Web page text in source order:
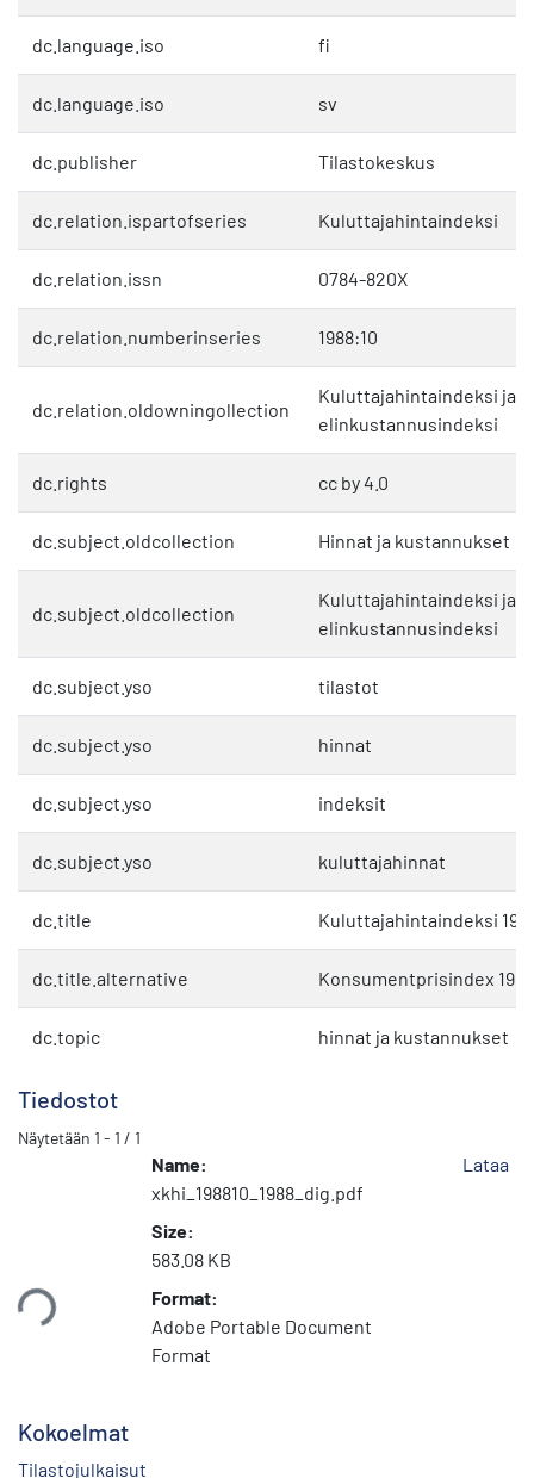
dc.language.iso fi
dc.language.iso sv
dc.publisher Tilastokeskus
dc.relation.ispartofseries Kuluttajahintaindeksi
dc.relation.issn 0784-820X
dc.relation.numberinseries 1988:10
dc.relation.oldowningollection
Kuluttajahintaindeksi ja
elinkustannusindeksi
dc.rights cc by 4.0
dc.subject.oldcollection Hinnat ja kustannukset
dc.subject.oldcollection
Kuluttajahintaindeksi ja
elinkustannusindeksi
dc.subject.yso tilastot
dc.subject.yso hinnat
dc.subject.yso indeksit
dc.subject.yso kuluttajahinnat
dc.title Kuluttajahintaindeksi
dc.title.alternative Konsumentprisindex
dc.topic hinnat ja kustannukset
Tiedostot
Näytetään 1 - 1 / 1
Name:
xkhi_198810_1988_dig.pdf
Size:
583.08 KB
Format:
Adobe Portable Document
Format
Lataa
Kokoelmat
Tilastojulkaisut